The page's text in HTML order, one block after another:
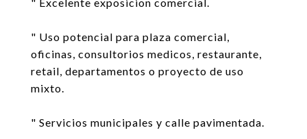
" Uso potencial para plaza comercial,
oficinas, consultorios medicos, restaurante,
retail, departamentos o proyecto de uso
mixto.
" Servicios municipales y calle pavimentada.